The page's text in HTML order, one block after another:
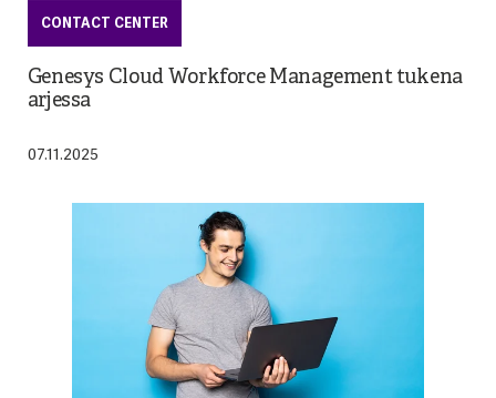
CONTACT CENTER
Genesys Cloud Workforce Management tukena
arjessa
07.11.2025